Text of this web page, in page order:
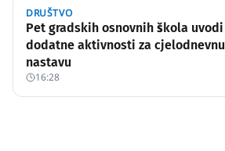
DRUŠTVO
Pet gradskih osnovnih škola uvodi
dodatne aktivnosti za cjelodnevnu
nastavu
16:28